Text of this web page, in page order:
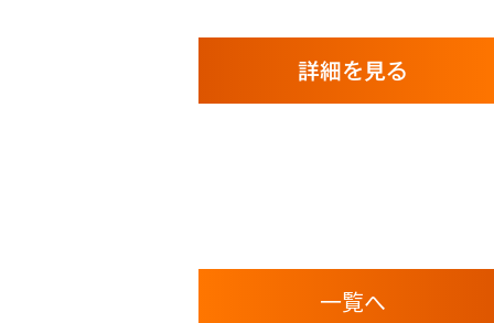
詳細を見る
一覧へ